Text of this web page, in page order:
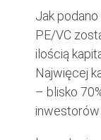
Jak
PE/VC
ilością
Najwięcej
– blisko
inwestorów